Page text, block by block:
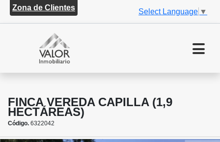
Zona de Clientes Select Language ▼
FINCA VEREDA CAPILLA (1,9
HECTÁREAS)
Código. 6322042